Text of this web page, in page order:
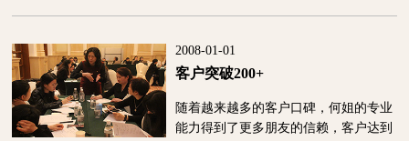
2008-01-01
客户突破200+
随着越来越多的客户口碑，何姐的专业
能力得到了更多朋友的信赖，客户达到